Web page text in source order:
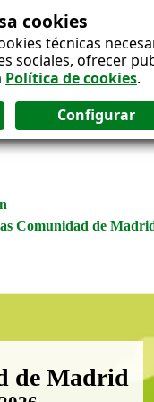
cookies
técnicas
sociales, ofrecer
Política de cookies.
Comunidad de
de
de Madrid